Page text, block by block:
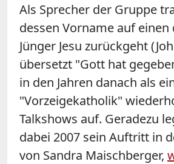
Als Sprecher der Gruppe
dessen Vorname auf einen
Jünger Jesu zurückgeht
übersetzt "Gott hat
in den Jahren danach als
"Vorzeigekatholik"
Talkshows auf. Geradezu
dabei 2007 sein Auftritt in
von Sandra Maischberger,